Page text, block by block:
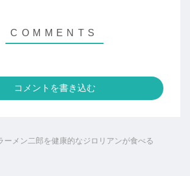
コメントを書き込む
ーメン二郎を健康的なジロリアンが食べる